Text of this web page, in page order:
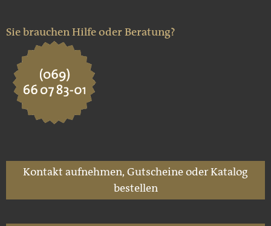
Sie brauchen Hilfe oder Beratung?
Kontakt aufnehmen, Gutscheine oder Katalog
bestellen